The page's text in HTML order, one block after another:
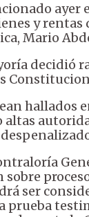
ayer
y
Mario
decidió
hallados
ser